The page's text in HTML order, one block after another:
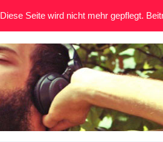
Diese Seite wird nicht mehr gepflegt.